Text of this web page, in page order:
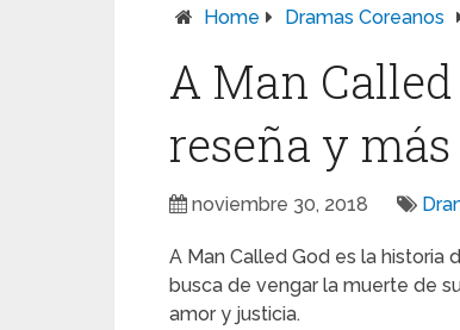
Home Dramas Coreanos
A Man
reseña y más
noviembre 30, 2018
A Man Called God es la
busca de vengar la muerte de
amor y justicia.